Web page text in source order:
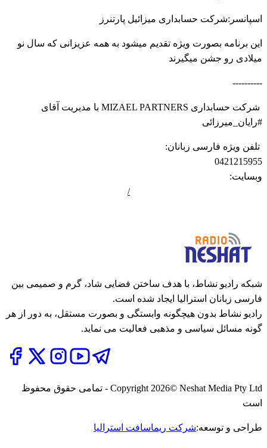
اسپانسر:شرکت حسابداری میزائیل پارتنرز
این برنامه بصورت ویژه تقدیم میشود به همه عزیزانی که سال نو
میلادی رو جشن میگیرند
----------
شرکت حسابداری MIZAEL PARTNERS با مدیریت آقای
#رایان_میرزائی
تلفن ویژه فارسی زبانان:
0421215955
وبسایت:
شبکه رادیو نشاط، با هدف ساختن فضایی شاد، گرم و صمیمی بین
فارسی زبانان استرالیا ایجاد شده است.
رادیو نشاط بدون هیچگونه وابستگی و بصورت مستقل، به دور از هر
گونه مسائل سیاسی و مذهبی فعالیت می نماید.
Copyright 2026
© Neshat Media Pty Ltd - تمامی حقوق محفوظ
است
طراحی و توسعه:شرکت ریماسافت استرالیا